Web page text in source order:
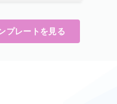
プレートを見る